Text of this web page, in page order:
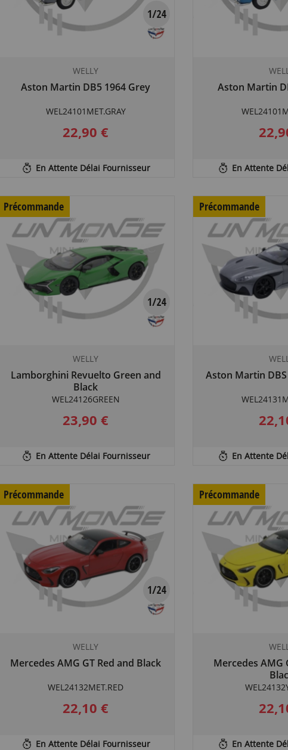
WELLY
Aston Martin DB5 1964 Grey
WEL24101MET.GRAY
22,90 €
En Attente Délai Fournisseur
Aston Martin
En Attente
Précommande
WELLY
Lamborghini Revuelto Green and
Black
WEL24126GREEN
23,90 €
En Attente Délai Fournisseur
Précommande
Aston Martin
En Attente
Précommande
WELLY
Mercedes AMG GT Red and Black
WEL24132MET.RED
22,10 €
En Attente Délai Fournisseur
Précommande
Mercedes AMG
En Attente